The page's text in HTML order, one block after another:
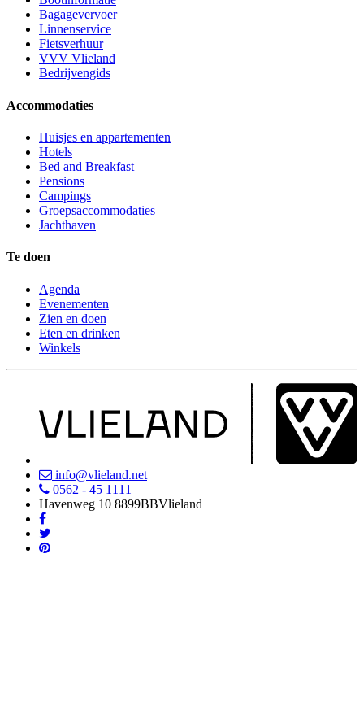
Bagagevervoer
Linnenservice
Fietsverhuur
VVV Vlieland
Bedrijvengids
Accommodaties
Huisjes en appartementen
Hotels
Bed and Breakfast
Pensions
Campings
Groepsaccommodaties
Jachthaven
Te doen
Agenda
Evenementen
Zien en doen
Eten en drinken
Winkels
info@vlieland.net
0562 - 45 1111
Havenweg 10 8899BBVlieland